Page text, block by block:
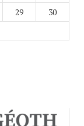
29
30